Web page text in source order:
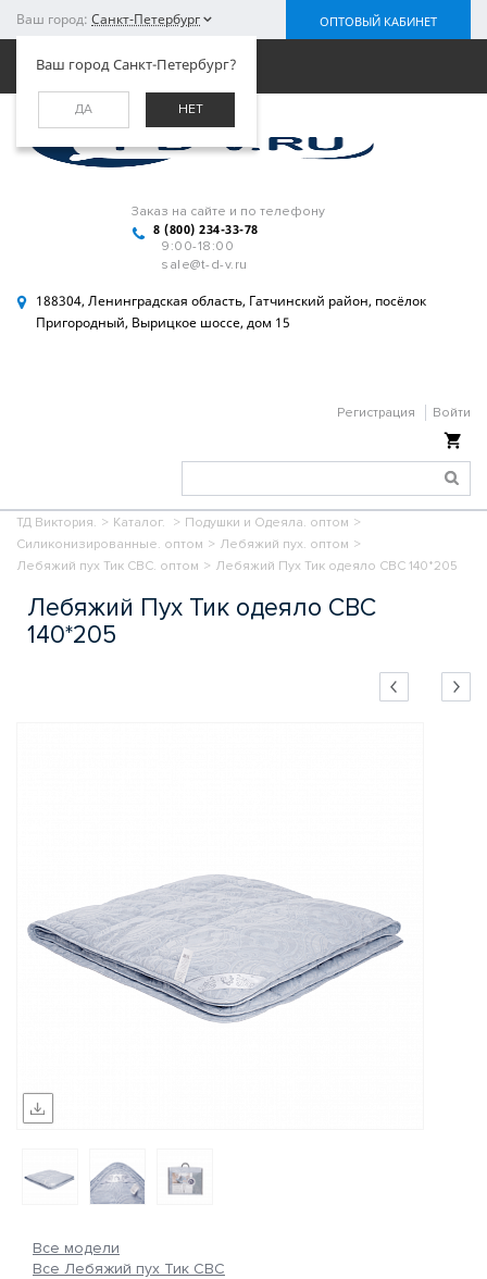
Ваш город: Санкт-Петербург
Ваш город Санкт-Петербург?
ДА НЕТ
ОПТОВЫЙ КАБИНЕТ
Заказ на сайте и по телефону
8 (800) 234-33-78
9:00-18:00
sale@t-d-v.ru
188304, Ленинградская область, Гатчинский район, посёлок
Пригородный, Вырицкое шоссе, дом 15
Регистрация Войти
Меню
ТД Виктория. > Каталог. > Подушки и Одеяла. оптом >
Силиконизированные. оптом > Лебяжий пух. оптом >
Лебяжий пух Тик СВС. оптом > Лебяжий Пух Тик одеяло СВС 140*205
Лебяжий Пух Тик одеяло СВС
140*205
Все модели
Все Лебяжий пух Тик СВС